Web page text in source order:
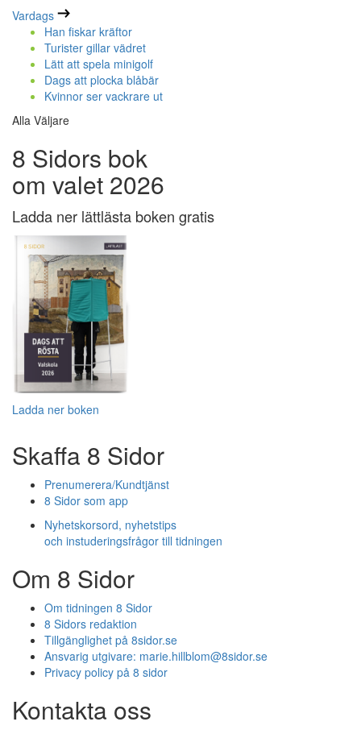
Vardags
Han fiskar kräftor
Turister gillar vädret
Lätt att spela minigolf
Dags att plocka blåbär
Kvinnor ser vackrare ut
Alla Väljare
8 Sidors bok
om valet 2026
Ladda ner lättlästa boken gratis
Ladda ner boken
Skaffa 8 Sidor
Prenumerera/Kundtjänst
8 Sidor som app
Nyhetskorsord, nyhetstips
och instuderingsfrågor till tidningen
Om 8 Sidor
Om tidningen 8 Sidor
8 Sidors redaktion
Tillgänglighet på 8sidor.se
Ansvarig utgivare: marie.hillblom@8sidor.se
Privacy policy på 8 sidor
Kontakta oss